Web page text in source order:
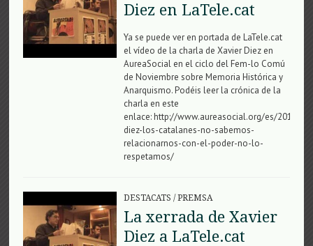
Diez en LaTele.cat
Ya se puede ver en portada de LaTele.cat
el vídeo de la charla de Xavier Diez en
AureaSocial en el ciclo del Fem-lo Comú
de Noviembre sobre Memoria Histórica y
Anarquismo. Podéis leer la crónica de la
charla en este
enlace: http://www.aureasocial.org/es/2013/
diez-los-catalanes-no-sabemos-
relacionarnos-con-el-poder-no-lo-
respetamos/
DESTACATS /PREMSA
La xerrada de Xavier
Diez a LaTele.cat